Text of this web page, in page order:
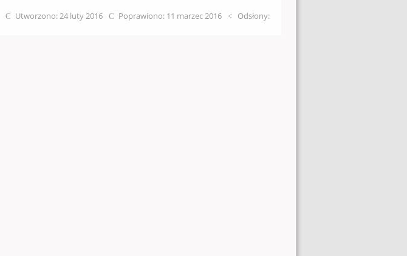
Utworzono: 24 luty 2016 Poprawiono: 11 marzec 2016
Odsłony: